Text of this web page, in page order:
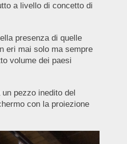
a livello di concetto di
presenza di quelle
eri mai solo ma sempre
volume dei paesi
pezzo inedito del
con la proiezione